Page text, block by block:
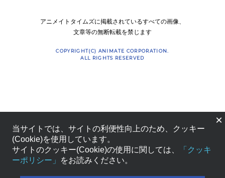
アニメイトタイムズに掲載されているすべての画像、
文章等の無断転載を禁じます
COPYRIGHT(C) ANIMATE CORPORATION.
ALL RIGHTS RESERVED
×
当サイトでは、サイトの利便性向上のため、クッキー
(Cookie)を使用しています。
サイトのクッキー(Cookie)の使用に関しては、
「クッキ
ーポリシー」
をお読みください。